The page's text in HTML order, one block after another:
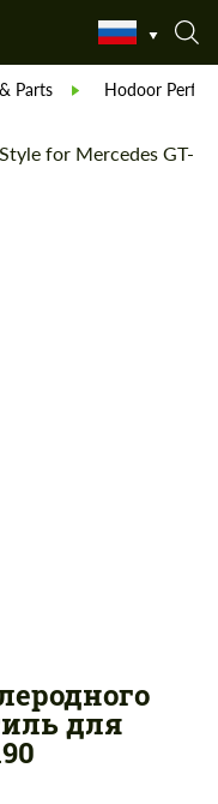
Parts Hodoor
для